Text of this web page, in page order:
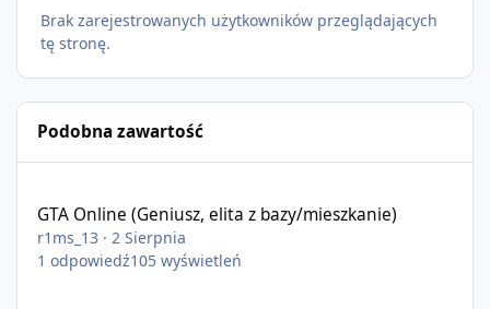
Brak zarejestrowanych użytkowników przeglądających
tę stronę.
Podobna zawartość
GTA Online (Geniusz, elita z bazy/mieszkanie)
r1ms_13 ·2 Sierpnia
1 odpowiedź105 wyświetleń